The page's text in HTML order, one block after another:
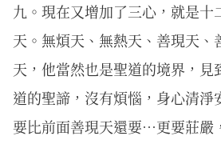
九。現在又增加了三心，就是十
天。無煩天、無熱天、善現天、
天，他當然也是聖道的境界，
道的聖諦，沒有煩惱，身心清淨
要比前面善現天還要…更要莊嚴